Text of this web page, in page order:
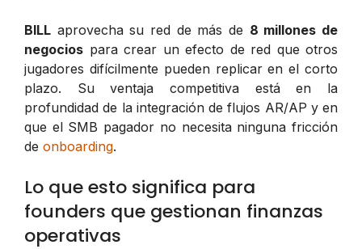
BILL aprovecha su red de más de 8 millones de
negocios para crear un efecto de red que otros
jugadores difícilmente pueden replicar en el corto
plazo. Su ventaja competitiva está en la
profundidad de la integración de flujos AR/AP y en
que el SMB pagador no necesita ninguna fricción
de onboarding.
Lo que esto significa para
founders que gestionan finanzas
operativas